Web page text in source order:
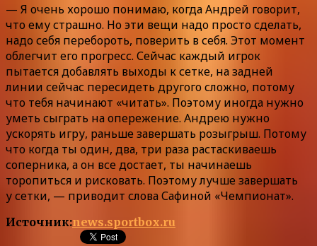
— Я очень хорошо понимаю, когда Андрей говорит,
что ему страшно. Но эти вещи надо просто сделать,
надо себя перебороть, поверить в себя. Этот момент
облегчит его прогресс. Сейчас каждый игрок
пытается добавлять выходы к сетке, на задней
линии сейчас пересидеть другого сложно, потому
что тебя начинают «читать». Поэтому иногда нужно
уметь сыграть на опережение. Андрею нужно
ускорять игру, раньше завершать розыгрыш. Потому
что когда ты один, два, три раза растаскиваешь
соперника, а он все достает, ты начинаешь
торопиться и рисковать. Поэтому лучше завершать
у сетки, — приводит слова Сафиной «Чемпионат».
Источник:news.sportbox.ru